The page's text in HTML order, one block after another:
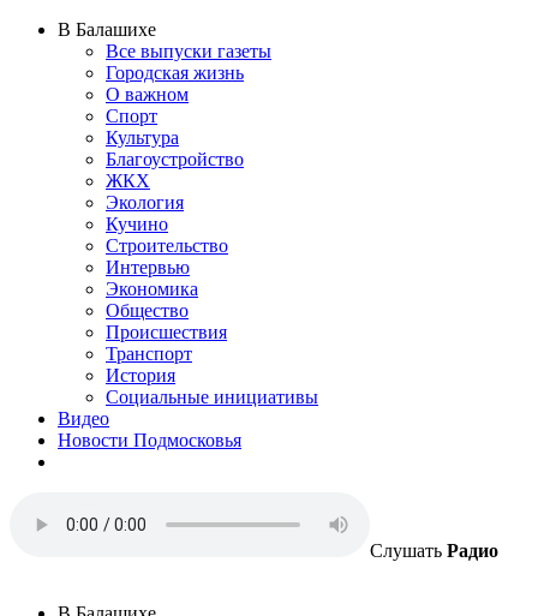
В Балашихе
Все выпуски газеты
Городская жизнь
О важном
Спорт
Культура
Благоустройство
ЖКХ
Экология
Кучино
Строительство
Интервью
Экономика
Общество
Происшествия
Транспорт
История
Социальные инициативы
Видео
Новости Подмосковья
Слушать Радио